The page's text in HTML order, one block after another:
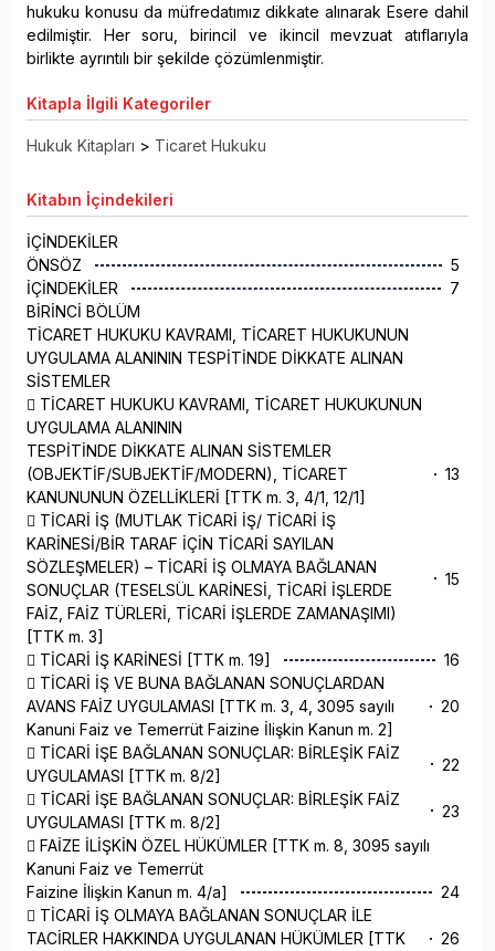
hukuku konusu da müfredatımız dikkate alınarak Esere dahil
edilmiştir. Her soru, birincil ve ikincil mevzuat atıflarıyla
birlikte ayrıntılı bir şekilde çözümlenmiştir.
Kitapla İlgili Kategoriler
Hukuk Kitapları > Ticaret Hukuku
Kitabın İçindekileri
İÇİNDEKİLER
ÖNSÖZ
5
İÇİNDEKİLER
7
BİRİNCİ BÖLÜM
TİCARET HUKUKU KAVRAMI, TİCARET HUKUKUNUN
UYGULAMA ALANININ TESPİTİNDE DİKKATE ALINAN
SİSTEMLER
 TİCARET HUKUKU KAVRAMI, TİCARET HUKUKUNUN
UYGULAMA ALANININ
TESPİTİNDE DİKKATE ALINAN SİSTEMLER
(OBJEKTİF/SUBJEKTİF/MODERN), TİCARET
KANUNUNUN ÖZELLİKLERİ [TTK m. 3, 4/1, 12/1]
13
 TİCARİ İŞ (MUTLAK TİCARİ İŞ/ TİCARİ İŞ
KARİNESİ/BİR TARAF İÇİN TİCARİ SAYILAN
SÖZLEŞMELER) – TİCARİ İŞ OLMAYA BAĞLANAN
SONUÇLAR (TESELSÜL KARİNESİ, TİCARİ İŞLERDE
FAİZ, FAİZ TÜRLERİ, TİCARİ İŞLERDE ZAMANAŞIMI)
[TTK m. 3]
15
 TİCARİ İŞ KARİNESİ [TTK m. 19]
16
 TİCARİ İŞ VE BUNA BAĞLANAN SONUÇLARDAN
AVANS FAİZ UYGULAMASI [TTK m. 3, 4, 3095 sayılı
Kanuni Faiz ve Temerrüt Faizine İlişkin Kanun m. 2]
20
 TİCARİ İŞE BAĞLANAN SONUÇLAR: BİRLEŞİK FAİZ
UYGULAMASI [TTK m. 8/2]
22
 TİCARİ İŞE BAĞLANAN SONUÇLAR: BİRLEŞİK FAİZ
UYGULAMASI [TTK m. 8/2]
23
 FAİZE İLİŞKİN ÖZEL HÜKÜMLER [TTK m. 8, 3095 sayılı
Kanuni Faiz ve Temerrüt
Faizine İlişkin Kanun m. 4/a]
24
 TİCARİ İŞ OLMAYA BAĞLANAN SONUÇLAR İLE
TACİRLER HAKKINDA UYGULANAN HÜKÜMLER [TTK
26